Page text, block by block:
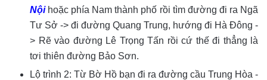
Nộihoặc phía Nam thành phố rồi tìm đường đi ra Ngã
Tư Sở -> đi đường Quang Trung, hướng đi Hà Đông -
> Rẽ vào đường Lê Trọng Tấn rồi cứ thế đi thẳng là
tơi thiên đường Bảo Sơn.
Lộ trình 2: Từ Bờ Hồ bạn đi ra đường cầu Trung Hòa -